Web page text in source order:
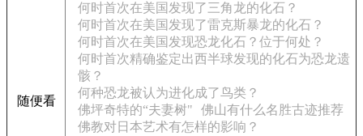
随便看
何时首次在美国发现了三角龙的化石？
何时首次在美国发现了雷克斯暴龙的化石？
何时首次在美国发现恐龙化石？位于何处？
何时首次精确鉴定出西半球发现的化石为恐龙遗
骸？
何种恐龙被认为进化成了鸟类？
佛坪奇特的“夫妻树"
佛山有什么名胜古迹推荐
佛教对日本艺术有怎样的影响？